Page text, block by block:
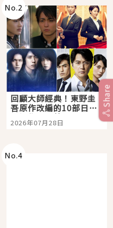
No.2
回顧大師經典！東野圭
吾原作改編的10部日本
影視作品推薦
2026年07月28日
No.4
Share